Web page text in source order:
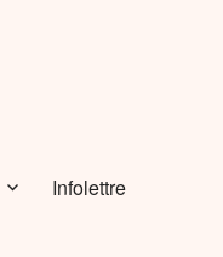
Infolettre